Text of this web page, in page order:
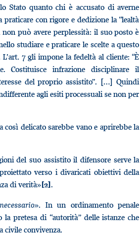
Stato quanto chi è accusato di averne
con rigore e dedizione la “lealtà
può avere perplessità: il suo posto è
studiare e praticare le scelte a questo
7 gli impone la fedeltà al cliente: “È
Costituisce infrazione disciplinare il
del proprio assistito”. […] Quindi
agli esiti processuali se non per
così delicato sarebbe vano e aprirebbe la
del suo assistito il difensore serve la
verso i divaricati obiettivi della
di verità»[2].
». In un ordinamento penale
la pretesa di “autorità” delle istanze che
civile convivenza.